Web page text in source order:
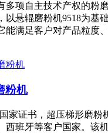
多项自主技术产权的粉
以悬辊磨粉机9518为基
能满足客户对产品粒度
粉机
家证书，超压梯形磨粉
西班牙等客户国家。该